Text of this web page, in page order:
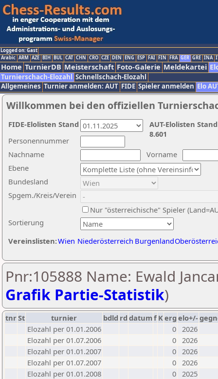
Logged on: Gast
Arabic ARM AZE BIH BUL CAT CHN CRO CZE DEN ENG ESP FAI FIN FRA GER GRE INA
Home TurnierDB Meisterschaft Foto-Galerie Meldekartei
Turnierschach-Elozahl Schnellschach-Elozahl
Allgemeines Turnier anmelden: AUT FIDE Spieler anmelden Elo
Willkommen bei den offiziellen
Nachname
Vorname
Ebene
Sortierung
Personennummer
Bundesland
Spgem./Kreis/Verein
Nur "österreichische" Spieler
Vereinslisten:Wien Niederösterreich Burgenland
AUT-Elolisten
8.601
FIDE-Elolisten Stand
Pnr:105888 Name: Ewald
Grafik Partie-Statistik)
tnrSt turnier bdld rd datumf Kerg elo+/-
Elozahl per 01.01.2006
0 2026
Elozahl per 01.07.2006
0 2026
Elozahl per 01.01.2007
0 2026
Elozahl per 01.07.2007
0 2026
Elozahl per 01.01.2008
0 2025